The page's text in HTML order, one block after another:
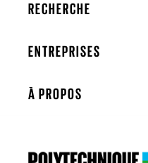
RECHERCHE
ENTREPRISES
À PROPOS